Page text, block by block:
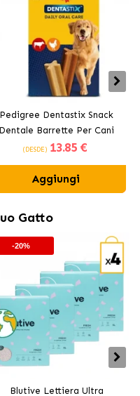
Pedigree Dentastix Snack
Dentale Barrette Per Cani
Grandi +25 kg
(DESDE) 13.85 €
Aggiungi
Gatto
-20%
Blutive Lettiera Ultra